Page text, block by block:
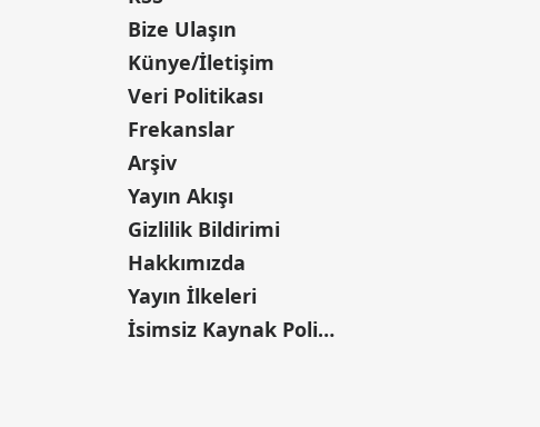
Bize Ulaşın
Künye/İletişim
Veri Politikası
Frekanslar
Arşiv
Yayın Akışı
Gizlilik Bildirimi
Hakkımızda
Yayın İlkeleri
İsimsiz Kaynak Politikası